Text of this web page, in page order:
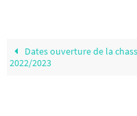
Dates ouverture de la
2022/2023